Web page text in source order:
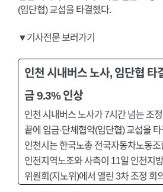
(임단협) 교섭을 타결했다.
▼기사전문 보러가기
인천 시내버스 노사, 임단협
금 9.3% 인상
인천 시내버스 노사가 7시간 넘는 조정
끝에 임금·단체협약(임단협) 교섭을
인천시는 한국노총 전국자동차노동조
인천지역노조와 사측이 11일 인천지
위원회(지노위)에서 열린 3차 조정 회